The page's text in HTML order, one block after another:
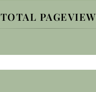
TOTAL PAGEVIEW